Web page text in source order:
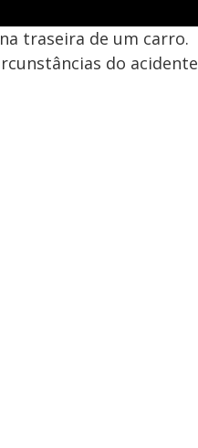
traseira de um carro.
do acidente